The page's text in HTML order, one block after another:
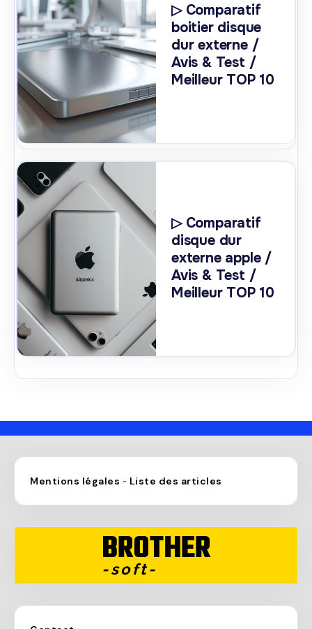
▷ Comparatif
boitier disque
dur externe /
Avis & Test /
Meilleur TOP 10
▷ Comparatif
disque dur
externe apple /
Avis & Test /
Meilleur TOP 10
Mentions légales - Liste des articles
BROTHER
-soft-